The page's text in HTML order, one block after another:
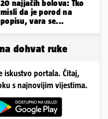
20 najjačih bolova: Tko
misli da je porod na
popisu, vara se...
dohvat ruke
iskustvo portala. Čitaj,
s najnovijim vijestima.